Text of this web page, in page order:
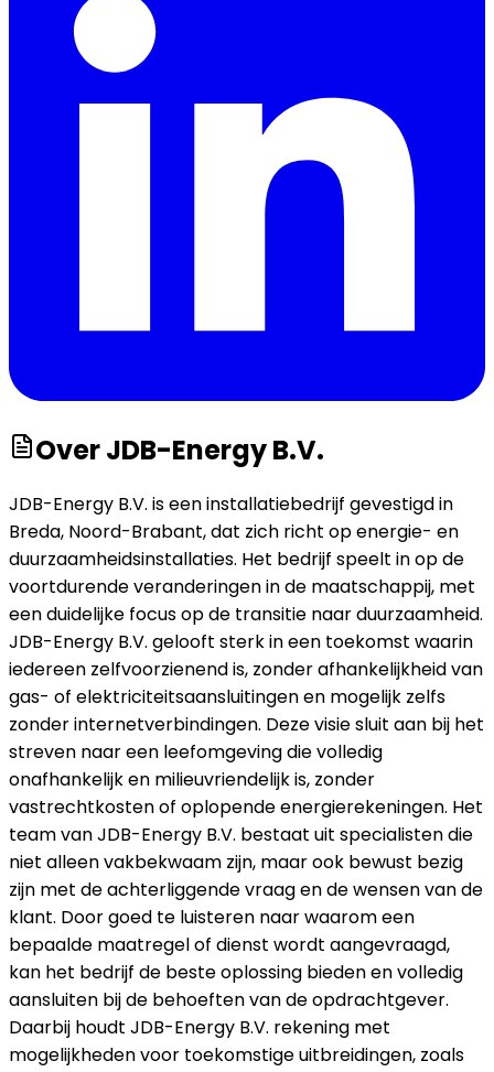
OverJDB-Energy B.V.
JDB-Energy B.V. is een installatiebedrijf gevestigd in
Breda, Noord-Brabant, dat zich richt op energie- en
duurzaamheidsinstallaties. Het bedrijf speelt in op de
voortdurende veranderingen in de maatschappij, met
een duidelijke focus op de transitie naar duurzaamheid.
JDB-Energy B.V. gelooft sterk in een toekomst waarin
iedereen zelfvoorzienend is, zonder afhankelijkheid van
gas- of elektriciteitsaansluitingen en mogelijk zelfs
zonder internetverbindingen. Deze visie sluit aan bij het
streven naar een leefomgeving die volledig
onafhankelijk en milieuvriendelijk is, zonder
vastrechtkosten of oplopende energierekeningen. Het
team van JDB-Energy B.V. bestaat uit specialisten die
niet alleen vakbekwaam zijn, maar ook bewust bezig
zijn met de achterliggende vraag en de wensen van de
klant. Door goed te luisteren naar waarom een
bepaalde maatregel of dienst wordt aangevraagd,
kan het bedrijf de beste oplossing bieden en volledig
aansluiten bij de behoeften van de opdrachtgever.
Daarbij houdt JDB-Energy B.V. rekening met
mogelijkheden voor toekomstige uitbreidingen, zoals